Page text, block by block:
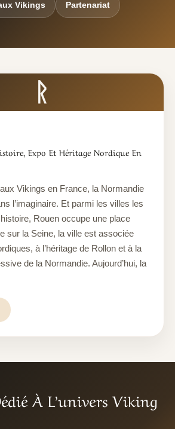
Vikings Partenariat
ᚱ
Expo Et Héritage Nordique En
Vikings en France, la Normandie
l’imaginaire. Et parmi les villes les
Rouen occupe une place
sur la Seine, la ville est associée
à l’héritage de Rollon et à la
de la Normandie. Aujourd’hui, la
À L’univers Viking